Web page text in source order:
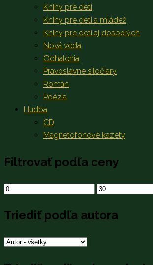
Knihy pre deti
Knihy pre deti a mládež
Knihy pre deti aj dospelých
Nová veda
Odhalenia
Pravoslávne siločiary
Román
Poézia
Hudba
CD
Magnetofónové kazety
Filtrovať podľa ceny
Minimálna
Maximálna
Triediť podľa autora